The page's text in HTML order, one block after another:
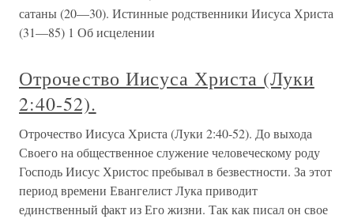
сатаны (20—30). Истинные родственники Иисуса Христа
(31—85) 1 Об исцелении
Отрочество Иисуса Христа (Луки
2:40-52).
Отрочество Иисуса Христа (Луки 2:40-52). До выхода
Своего на общественное служение человеческому роду
Господь Иисус Христос пребывал в безвестности. За этот
период времени Евангелист Лука приводит
единственный факт из Его жизни. Так как писал он свое